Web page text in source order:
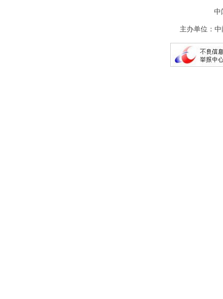
中
主办单位：